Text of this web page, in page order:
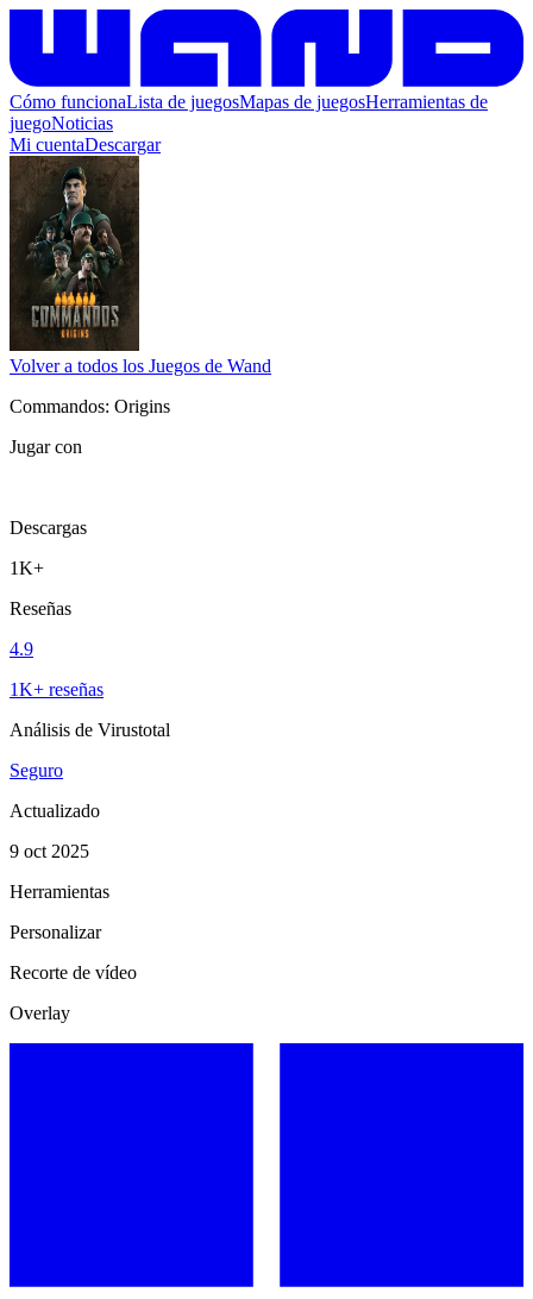
Cómo funcionaLista de juegosMapas de juegosHerramientas de
juegoNoticias
Mi cuentaDescargar
Volver a todos los Juegos de Wand
Commandos: Origins
Jugar con
Descargas
1K+
Reseñas
4.9
1K+ reseñas
Análisis de Virustotal
Seguro
Actualizado
9 oct 2025
Herramientas
Personalizar
Recorte de vídeo
Overlay